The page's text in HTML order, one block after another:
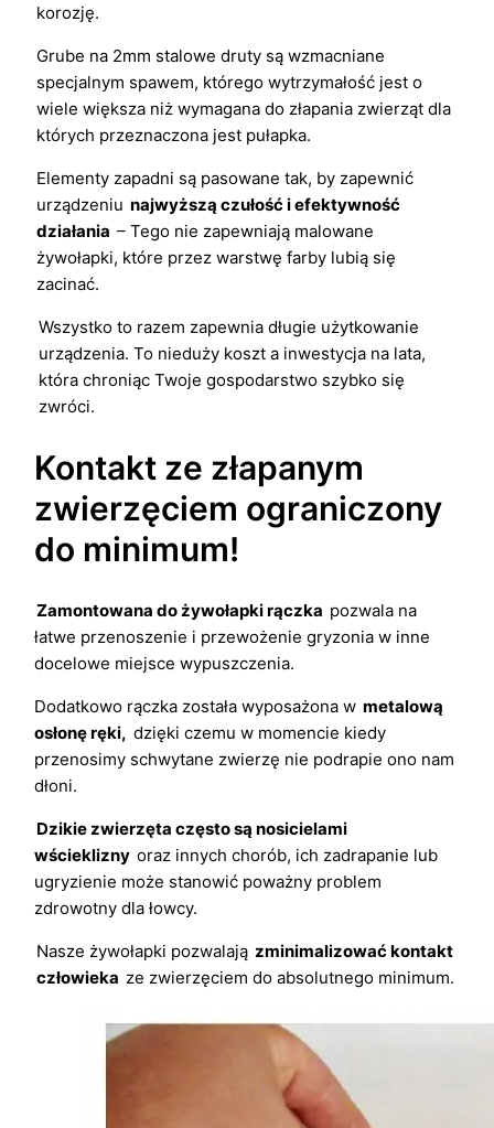
korozję.
Grube na 2mm stalowe druty są wzmacniane
specjalnym spawem, którego wytrzymałość jest o
wiele większa niż wymagana do złapania zwierząt dla
których przeznaczona jest pułapka.
Elementy zapadni są pasowane tak, by zapewnić
urządzeniu najwyższą czułość i efektywność
działania – Tego nie zapewniają malowane
żywołapki, które przez warstwę farby lubią się
zacinać.
Wszystko to razem zapewnia długie użytkowanie
urządzenia. To nieduży koszt a inwestycja na lata,
która chroniąc Twoje gospodarstwo szybko się
zwróci.
Kontakt ze złapanym
zwierzęciem ograniczony
do minimum!
Zamontowana do żywołapki rączka pozwala na
łatwe przenoszenie i przewożenie gryzonia w inne
docelowe miejsce wypuszczenia.
Dodatkowo rączka została wyposażona w metalową
osłonę ręki, dzięki czemu w momencie kiedy
przenosimy schwytane zwierzę nie podrapie ono nam
dłoni.
Dzikie zwierzęta często są nosicielami
wścieklizny oraz innych chorób, ich zadrapanie lub
ugryzienie może stanowić poważny problem
zdrowotny dla łowcy.
Nasze żywołapki pozwalają zminimalizować kontakt
człowieka ze zwierzęciem do absolutnego minimum.